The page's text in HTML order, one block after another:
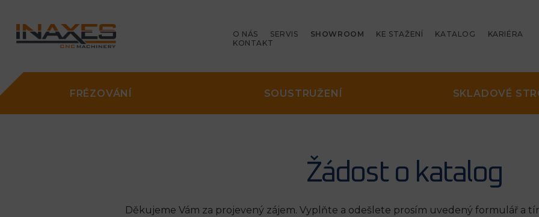
O NÁS SERVIS SHOWROOM KE STAŽENÍ KATALOG
KARIÉRA
KONTAKT
FRÉZOVÁNÍ SOUSTRUŽENÍ SKLADOVÉ
Žádost o katalog
Děkujeme Vám za projevený zájem. Vyplňte a odešlete prosím uvedený formulář a